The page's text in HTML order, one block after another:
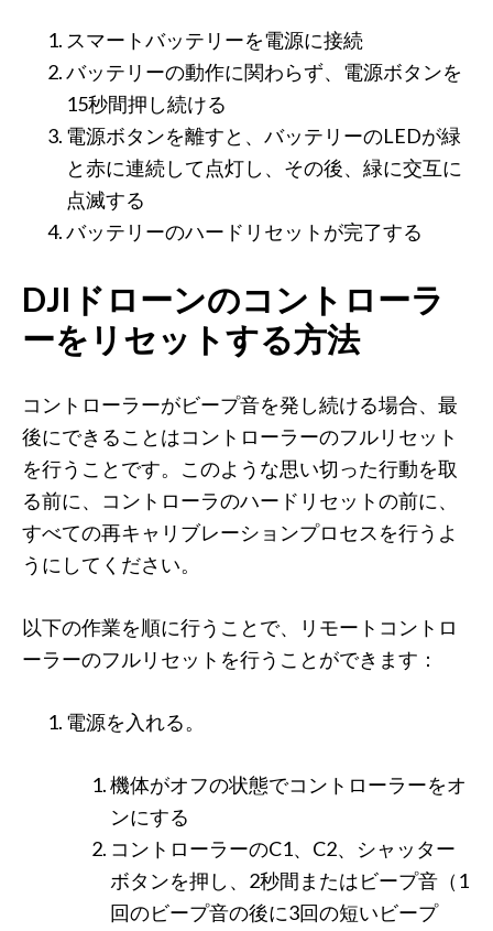
スマートバッテリーを電源に接続
バッテリーの動作に関わらず、電源ボタンを
15秒間押し続ける
電源ボタンを離すと、バッテリーのLEDが緑
と赤に連続して点灯し、その後、緑に交互に
点滅する
バッテリーのハードリセットが完了する
DJIドローンのコントローラ
ーをリセットする方法
コントローラーがビープ音を発し続ける場合、最
後にできることはコントローラーのフルリセット
を行うことです。このような思い切った行動を取
る前に、コントローラのハードリセットの前に、
すべての再キャリブレーションプロセスを行うよ
うにしてください。
以下の作業を順に行うことで、リモートコントロ
ーラーのフルリセットを行うことができます：
電源を入れる。
機体がオフの状態でコントローラーをオ
ンにする
コントローラーのC1、C2、シャッター
ボタンを押し、2秒間またはビープ音（1
回のビープ音の後に3回の短いビープ